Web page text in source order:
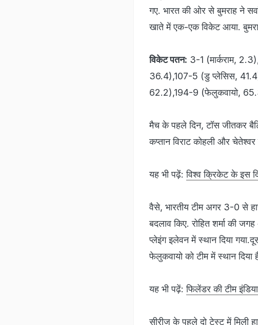
गए. भारत की ओर से बुमराह ने
खाते में एक-एक विकेट आया.
विकेट पतन: 3-1 (मार्कराम,
36.4),107-5 (डु प्‍लेसिस,
62.2),194-9 (फेलुकवायो,
मैच के पहले दिन, टॉस जीतकर
कप्‍तान विराट कोहली और
यह भी पढ़ें:विश्‍व क्रिकेट के इस
वैसे, भारतीय टीम अगर 3-0 से
बदलाव किए. रोहित शर्मा की
प्‍लेइंग इलेवन में स्‍थान दिया
फेलुकवायो को टीम में स्‍थान दिया
यह भी पढ़ें:फिलेंडर की टीम
सीरीज के पहले दो टेस्‍ट में मिली